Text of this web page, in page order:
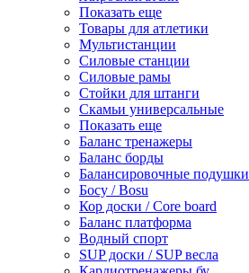
Показать еще
Товары для атлетики
Мультистанции
Силовые станции
Силовые рамы
Стойки для штанги
Скамьи универсальные
Показать еще
Баланс тренажеры
Баланс борды
Балансировочные подушки
Босу / Bosu
Кор доски / Core board
Баланс платформа
Водный спорт
SUP доски / SUP весла